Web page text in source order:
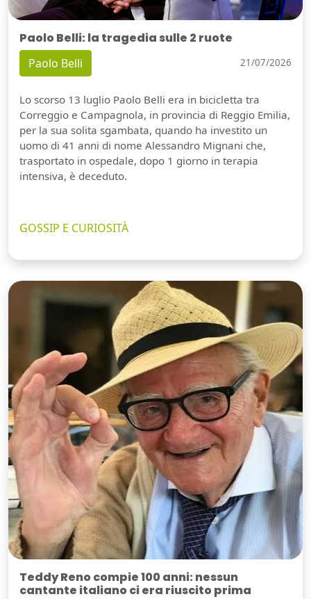
Paolo Belli: la tragedia sulle 2 ruote
Paolo Belli 21/07/2026
Lo scorso 13 luglio Paolo Belli era in bicicletta tra
Correggio e Campagnola, in provincia di Reggio Emilia,
per la sua solita sgambata, quando ha investito un
uomo di 41 anni di nome Alessandro Mignani che,
trasportato in ospedale, dopo 1 giorno in terapia
intensiva, è deceduto.
GOSSIP E CURIOSITÀ
Teddy Reno compie 100 anni: nessun
cantante italiano ci era riuscito prima